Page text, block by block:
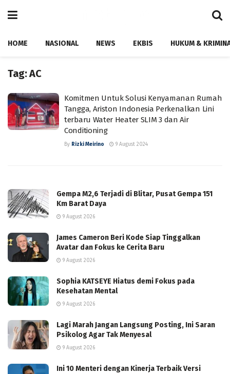
HOME NASIONAL NEWS EKBIS HUKUM &
Tag:AC
Komitmen Untuk Solusi Kenyamanan Rumah
Tangga, Ariston Indonesia Perkenalkan Lini
terbaru Water Heater SLIM 3 dan Air
Conditioning
By Rizki Meirino 9 August 2024
Gempa M2,6 Terjadi di Blitar, Pusat Gempa 151
Km Barat Daya
9 August 2026
James Cameron Beri Kode Siap Tinggalkan
Avatar dan Fokus ke Cerita Baru
9 August 2026
Sophia KATSEYE Hiatus demi Fokus pada
Kesehatan Mental
9 August 2026
Lagi Marah Jangan Langsung Posting, Ini Saran
Psikolog Agar Tak Menyesal
9 August 2026
Ini 10 Menteri dengan Kinerja Terbaik Versi